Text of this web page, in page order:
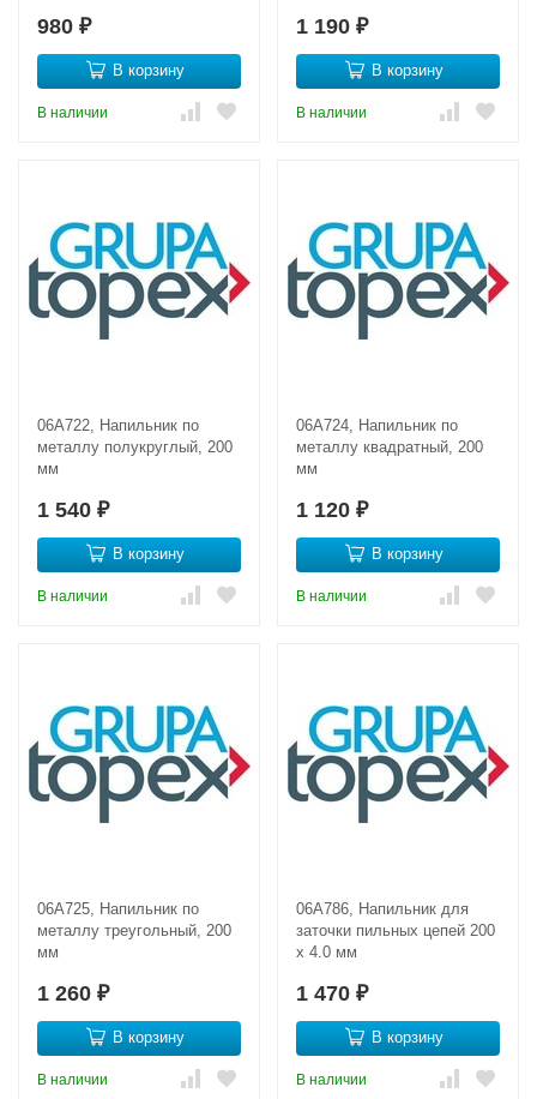
980 ₽
В корзину
В наличии
1 190 ₽
В корзину
В наличии
06A722, Напильник по
металлу полукруглый, 200
мм
1 540 ₽
В корзину
В наличии
06A724, Напильник по
металлу квадратный, 200
мм
1 120 ₽
В корзину
В наличии
06A725, Напильник по
металлу треугольный, 200
мм
1 260 ₽
В корзину
В наличии
06A786, Напильник для
заточки пильных цепей 200
x 4.0 мм
1 470 ₽
В корзину
В наличии